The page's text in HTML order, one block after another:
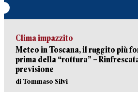
Clima impazzito
Meteo in Toscana, il ruggito più
prima della “rottura” –
previsione
di Tommaso Silvi